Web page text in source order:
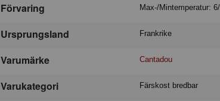
Förvaring Max-/Mintemperatur:
Ursprungsland Frankrike
Varumärke Cantadou
Varukategori Färskost bredbar